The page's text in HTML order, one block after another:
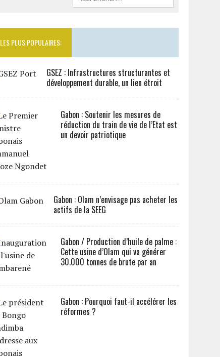
LES PLUS POPULAIRES:
GSEZ : Infrastructures structurantes et
développement durable, un lien étroit
Gabon : Soutenir les mesures de
réduction du train de vie de l’Etat est
un devoir patriotique
Gabon : Olam n’envisage pas acheter les
actifs de la SEEG
Gabon / Production d’huile de palme :
Cette usine d’Olam qui va générer
30.000 tonnes de brute par an
Gabon : Pourquoi faut-il accélérer les
réformes ?